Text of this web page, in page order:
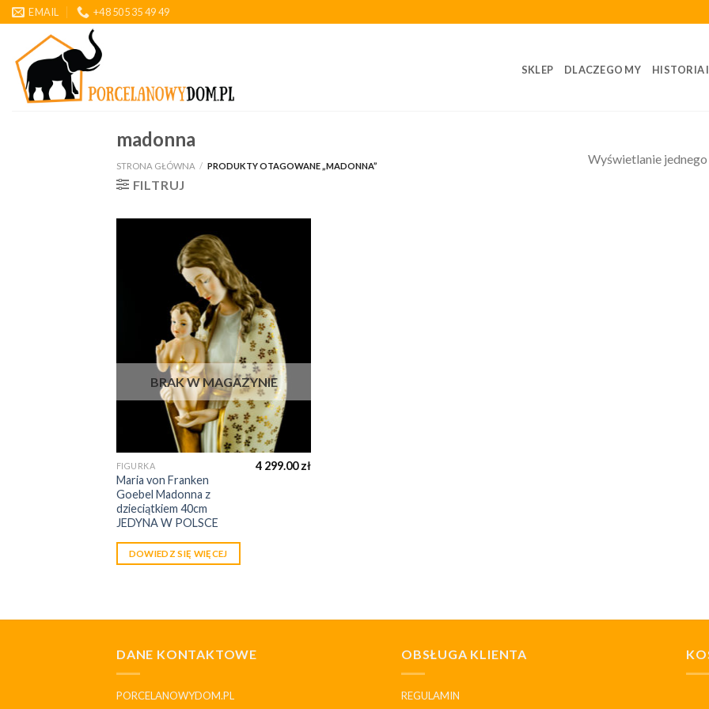
Skip
to
content
EMAIL +48 505 35 49 49
SKLEP DLACZEGO MY HISTORIA
madonna
STRONA GŁÓWNA / PRODUKTY OTAGOWANE „MADONNA”
FILTRUJ
Wyświetlanie
BRAK W MAGAZYNIE
FIGURKA
Maria von Franken
Goebel Madonna z
dzieciątkiem 40cm
JEDYNA W POLSCE
4 299.00zł
DOWIEDZ SIĘ WIĘCEJ
DANE KONTAKTOWE
PORCELANOWYDOM.PL
OBSŁUGA KLIENTA
REGULAMIN